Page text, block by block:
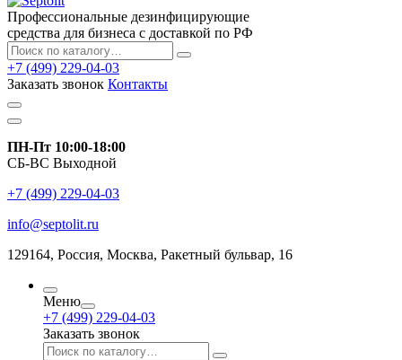
Профессиональные дезинфицирующие
средства для бизнеса с доставкой по РФ
+7 (499) 229-04-03
Заказать звонок Контакты
ПН-Пт 10:00-18:00
СБ-ВС Выходной
+7 (499) 229-04-03
info@septolit.ru
129164, Россия, Москва, Ракетный бульвар, 16
Меню
+7 (499) 229-04-03
Заказать звонок